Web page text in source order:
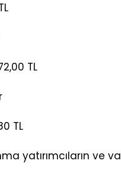
TL
TL
yatırımcıların ve